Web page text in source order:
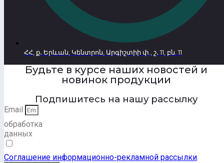
ՀՀ, ք․ Երևան, Կենտրոն, Արգիշտիի փ., շ․ 11, բն. 11
Будьте в курсе наших новостей и
новинок продукции
Подпишитесь на нашу рассылку
Email
обработка
данных
Соглашение информационно-рекламной рассылки.